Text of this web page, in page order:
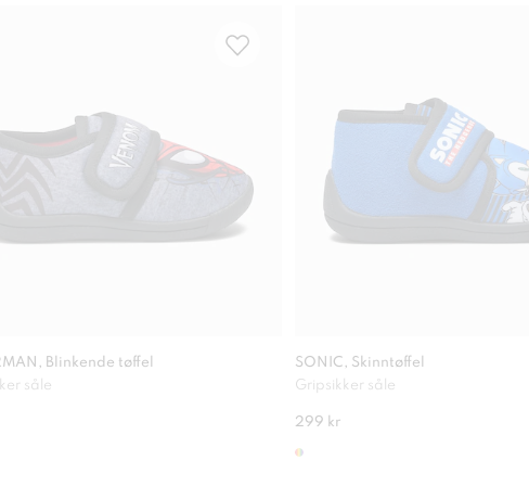
Blinkende tøffel
såle
SONIC, Skinntøffel
Gripsikker såle
299 kr